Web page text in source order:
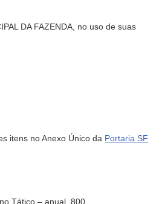
DA FAZENDA, no uso de suas
itens no Anexo Único da Portaria SF
Tático – anual. 800